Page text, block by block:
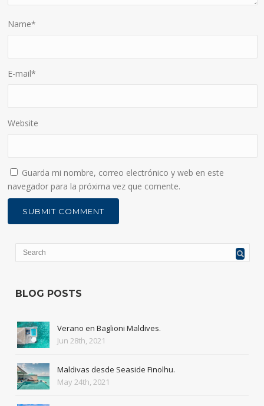
Name*
E-mail*
Website
Guarda mi nombre, correo electrónico y web en este
navegador para la próxima vez que comente.
BLOG POSTS
Verano en Baglioni Maldives.
Jun 28th, 2021
Maldivas desde Seaside Finolhu.
May 24th, 2021